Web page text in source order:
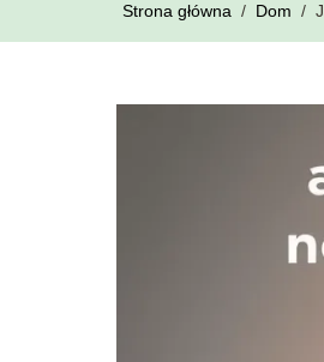
Strona główna / Dom /